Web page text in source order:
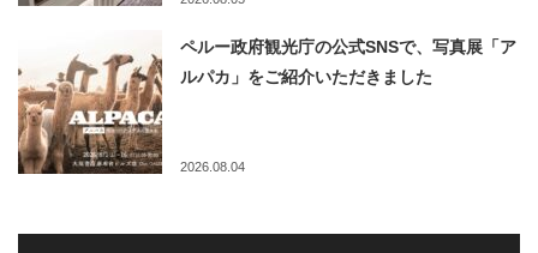
ペルー政府観光庁の公式SNSで、写真展「ア
ルパカ」をご紹介いただきました
2026.08.04